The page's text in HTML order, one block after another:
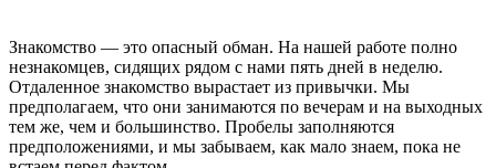
Знакомство — это опасный обман. На нашей работе полно
незнакомцев, сидящих рядом с нами пять дней в неделю.
Отдаленное знакомство вырастает из привычки. Мы
предполагаем, что они занимаются по вечерам и на выходных
тем же, чем и большинство. Пробелы заполняются
предположениями, и мы забываем, как мало знаем, пока не